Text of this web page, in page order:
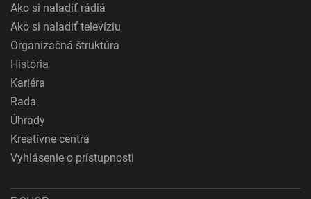
Ako si naladiť rádiá
Ako si naladiť televíziu
Organizačná štruktúra
História
Kariéra
Rada
Úhrady
Kreatívne centrá
Vyhlásenie o prístupnosti